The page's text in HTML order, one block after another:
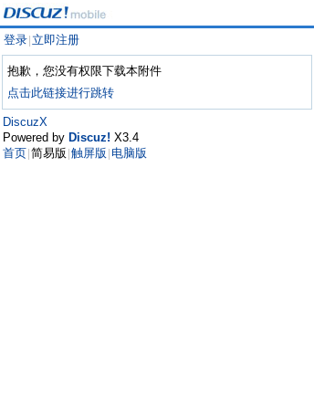
登录 立即注册
抱歉，您没有权限下载本附件
点击此链接进行跳转
DiscuzX
Powered by Discuz! X3.4
首页 简易版 触屏版 电脑版